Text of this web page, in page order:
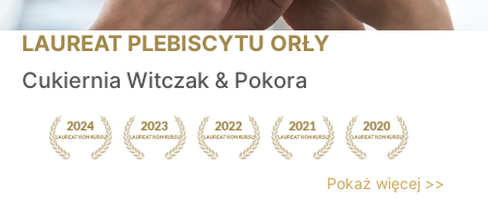
LAUREAT PLEBISCYTU ORŁY
Cukiernia Witczak & Pokora
Pokaż więcej >>